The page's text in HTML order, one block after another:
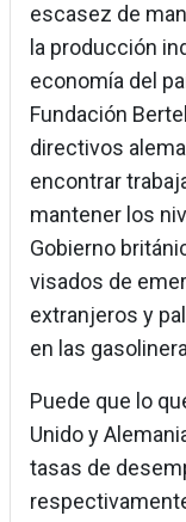
escasez de
la producción
economía del
Fundación
directivos
encontrar
mantener los
Gobierno
visados de
extranjeros y
en las
Puede que lo
Unido y
tasas de